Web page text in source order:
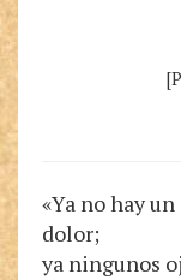
«Ya no hay
dolor;
ya ningunos